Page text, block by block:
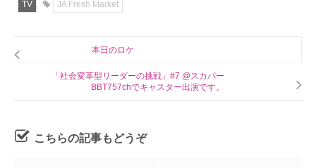
TV JA Fresh Market
本日のロケ
「社会変革型リーダーの挑戦」#7 @スカパー
BBT757chでキャスター出演です。
こちらの記事もどうぞ